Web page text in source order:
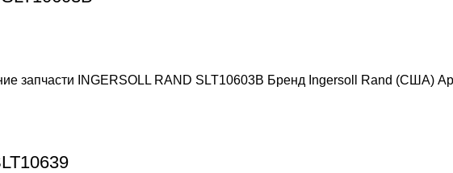
запчасти INGERSOLL RAND SLT10603B Бренд Ingersoll Rand (США)